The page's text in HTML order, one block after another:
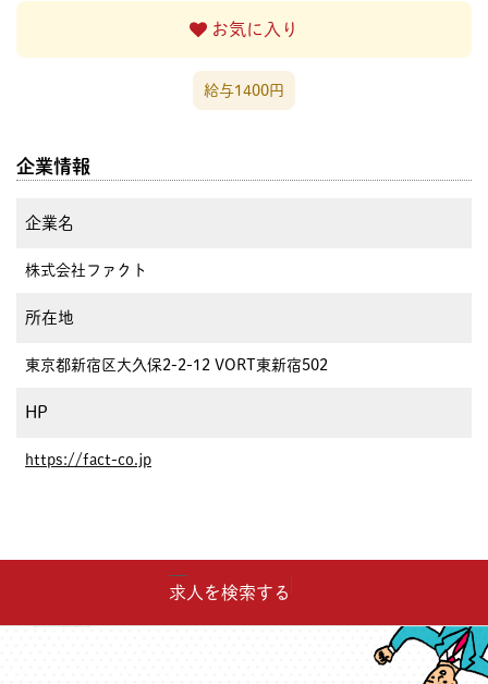
お気に入り
給与1400円
企業情報
企業名
株式会社ファクト
所在地
東京都新宿区大久保2-2-12 VORT東新宿502
HP
https://fact-co.jp
求人を検索する